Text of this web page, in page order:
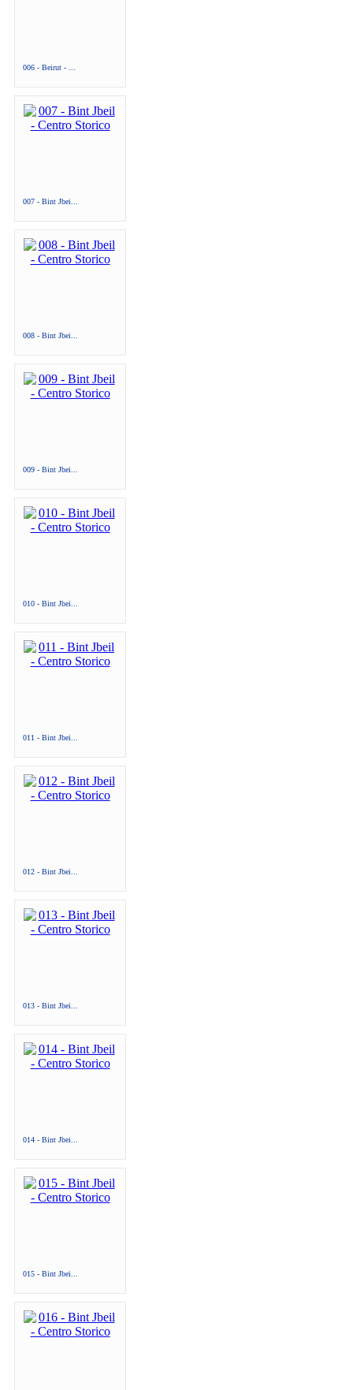
006 - Beirut - ...
007 - Bint Jbei...
008 - Bint Jbei...
009 - Bint Jbei...
010 - Bint Jbei...
011 - Bint Jbei...
012 - Bint Jbei...
013 - Bint Jbei...
014 - Bint Jbei...
015 - Bint Jbei...